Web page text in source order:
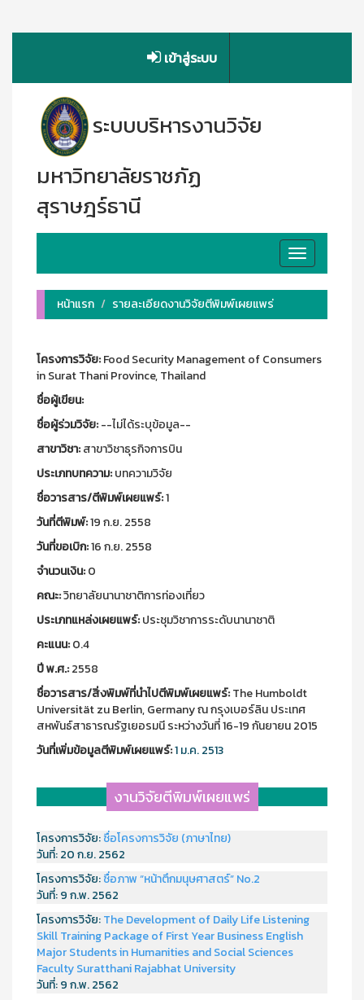
เข้าสู่ระบบ
ระบบบริหารงานวิจัย
มหาวิทยาลัยราชภัฏ
สุราษฎร์ธานี
Toggle
navigation
หน้าแรก
รายละเอียดงานวิจัยตีพิมพ์เผยแพร่
โครงการวิจัย:Food Security Management of Consumers
in Surat Thani Province, Thailand
ชื่อผู้เขียน:
ชื่อผู้ร่วมวิจัย:--ไม่ได้ระบุข้อมูล--
สาขาวิชา:สาขาวิชาธุรกิจการบิน
ประเภทบทความ:บทความวิจัย
ชื่อวารสาร/ตีพิมพ์เผยแพร์:1
วันที่ตีพิมพ์:19 ก.ย. 2558
วันที่ขอเบิก:16 ก.ย. 2558
จำนวนเงิน:0
คณะ:วิทยาลัยนานาชาติการท่องเที่ยว
ประเภทแหล่งเผยแพร์:ประชุมวิชาการระดับนานาชาติ
คะแนน:0.4
ปี พ.ศ.:2558
ชื่อวารสาร/สิ่งพิมพ์ที่นำไปตีพิมพ์เผยแพร์:The Humboldt
Universität zu Berlin, Germany ณ กรุงเบอร์ลิน ประเทศ
สหพันธ์สาธารณรัฐเยอรมนี ระหว่างวันที่ 16-19 กันยายน 2015
วันที่เพิ่มข้อมูลตีพิมพ์เผยแพร์:1 ม.ค. 2513
งานวิจัยตีพิมพ์เผยแพร่
โครงการวิจัย:ชื่อโครงการวิจัย (ภาษาไทย)
วันที่:20 ก.ย. 2562
โครงการวิจัย:ชื่อภาพ “หน้าตึกมนุษศาสตร์” No.2
วันที่:9 ก.พ. 2562
โครงการวิจัย:The Development of Daily Life Listening
Skill Training Package of First Year Business English
Major Students in Humanities and Social Sciences
Faculty Suratthani Rajabhat University
วันที่:9 ก.พ. 2562